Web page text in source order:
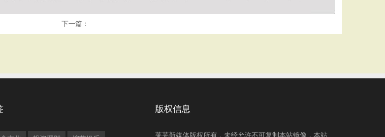
下一篇：
版权信息
莱芜新媒体版权所有，未经允许不可复制本站镜像，本站